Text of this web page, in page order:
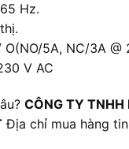
Hz.
5A, NC/3A @
V AC
CÔNG TY TNHH
Địa chỉ mua hàng